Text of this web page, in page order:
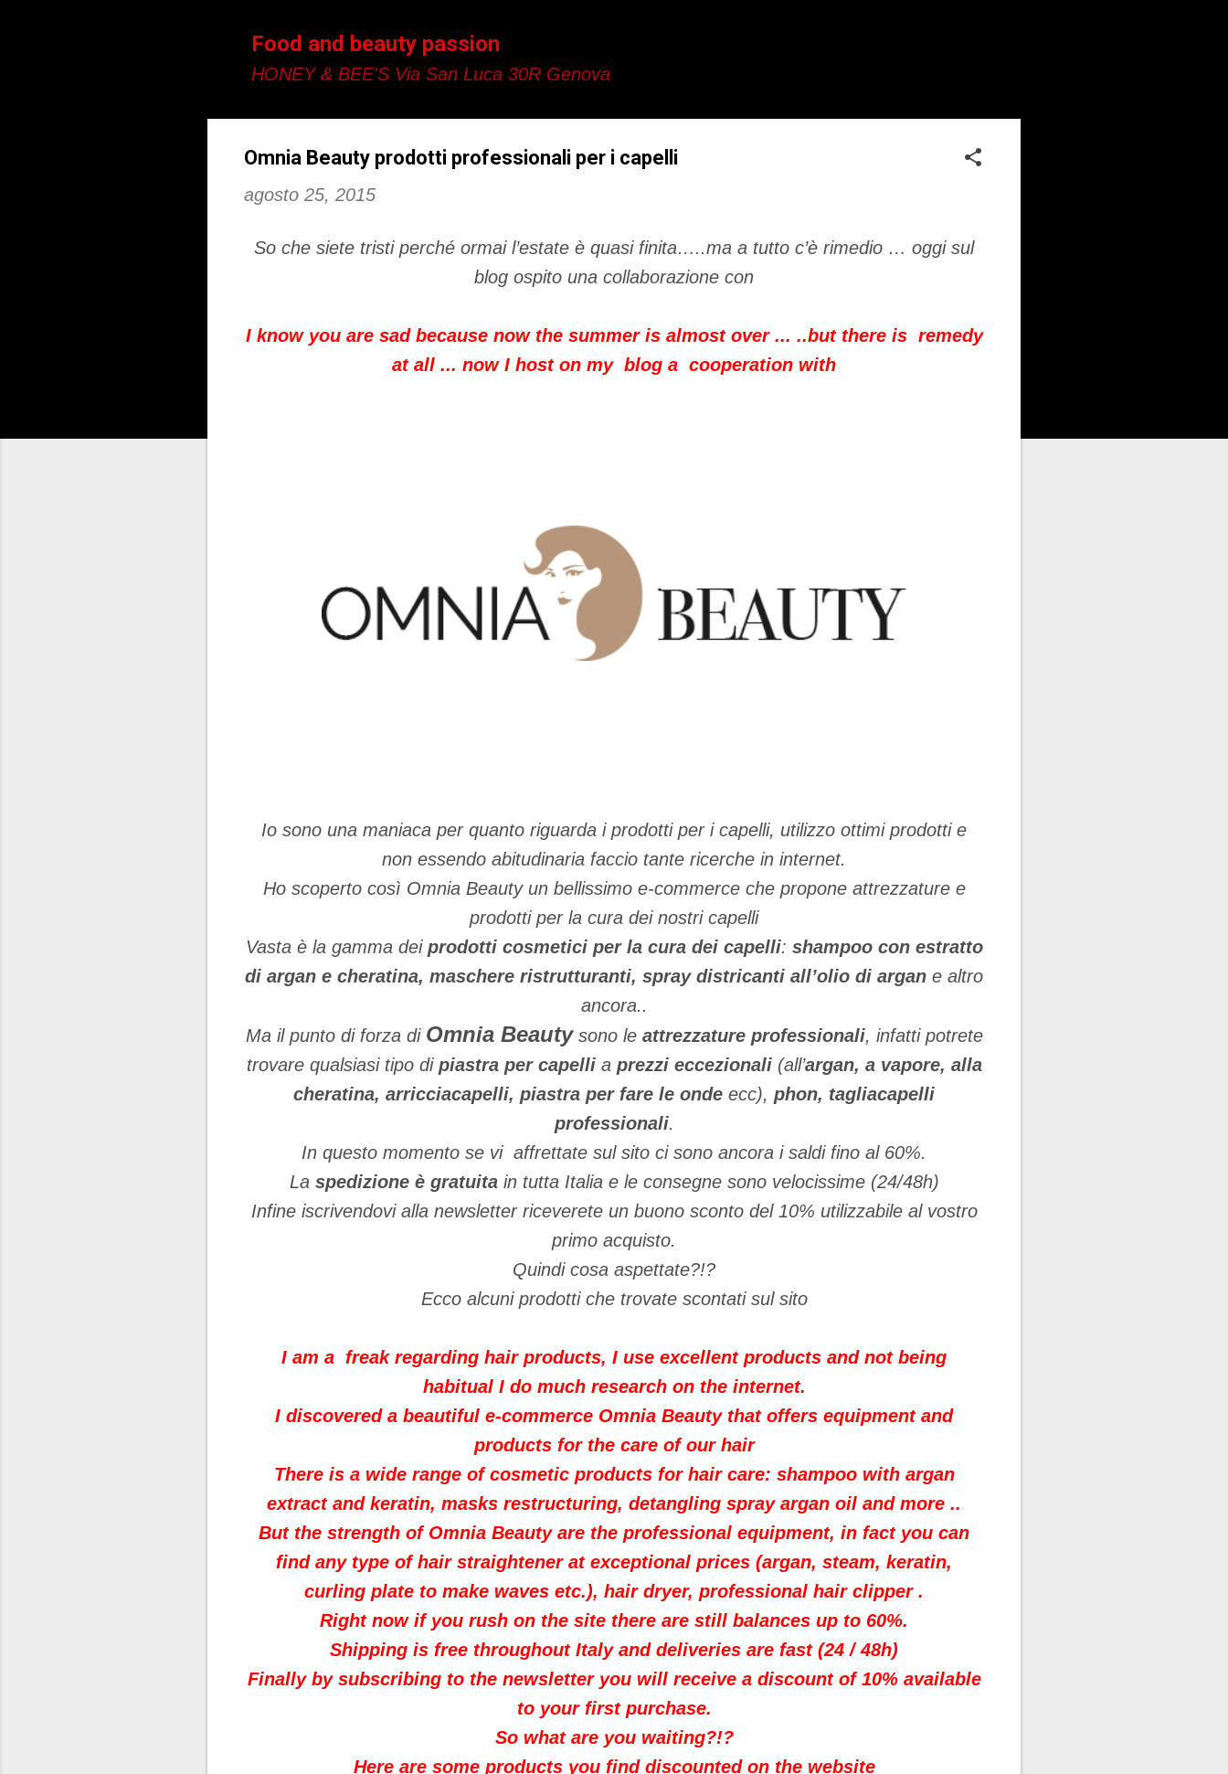
Food and beauty passion
HONEY & BEE'S Via San Luca 30R Genova
Omnia Beauty prodotti professionali per i capelli
agosto 25, 2015
So che siete tristi perché ormai l’estate è quasi finita…..ma a tutto c’è rimedio … oggi sul
blog ospito una collaborazione con
I know you are sad because now the summer is almost over ... ..but there is remedy
at all ... now I host on my blog a cooperation with
Io sono una maniaca per quanto riguarda i prodotti per i capelli, utilizzo ottimi prodotti e
non essendo abitudinaria faccio tante ricerche in internet.
Ho scoperto così Omnia Beauty un bellissimo e-commerce che propone attrezzature e
prodotti per la cura dei nostri capelli
Vasta è la gamma dei prodotti cosmetici per la cura dei capelli: shampoo con estratto
di argan e cheratina, maschere ristrutturanti, spray districanti all’olio di argan e altro
ancora..
Ma il punto di forza di Omnia Beautysono le attrezzature professionali, infatti potrete
trovare qualsiasi tipo di piastra per capellia prezzi eccezionali(all’argan, a vapore, alla
cheratina, arricciacapelli, piastra per fare le onde ecc), phon, tagliacapelli
professionali.
In questo momento se vi affrettate sul sito ci sono ancora i saldi fino al 60%.
La spedizione è gratuitain tutta Italia e le consegne sono velocissime (24/48h)
Infine iscrivendovi alla newsletter riceverete un buono sconto del 10% utilizzabile al vostro
primo acquisto.
Quindi cosa aspettate?!?
Ecco alcuni prodotti che trovate scontati sul sito
I am a freak regarding hair products, I use excellent products and not being
habitual I do much research on the internet.
I discovered a beautiful e-commerce Omnia Beauty that offers equipment and
products for the care of our hair
There is a wide range of cosmetic products for hair care: shampoo with argan
extract and keratin, masks restructuring, detangling spray argan oil and more ..
But the strength of Omnia Beauty are the professional equipment, in fact you can
find any type of hair straightener at exceptional prices (argan, steam, keratin,
curling plate to make waves etc.), hair dryer, professional hair clipper .
Right now if you rush on the site there are still balances up to 60%.
Shipping is free throughout Italy and deliveries are fast (24 / 48h)
Finally by subscribing to the newsletter you will receive a discount of 10% available
to your first purchase.
So what are you waiting?!?
Here are some products you find discounted on the website